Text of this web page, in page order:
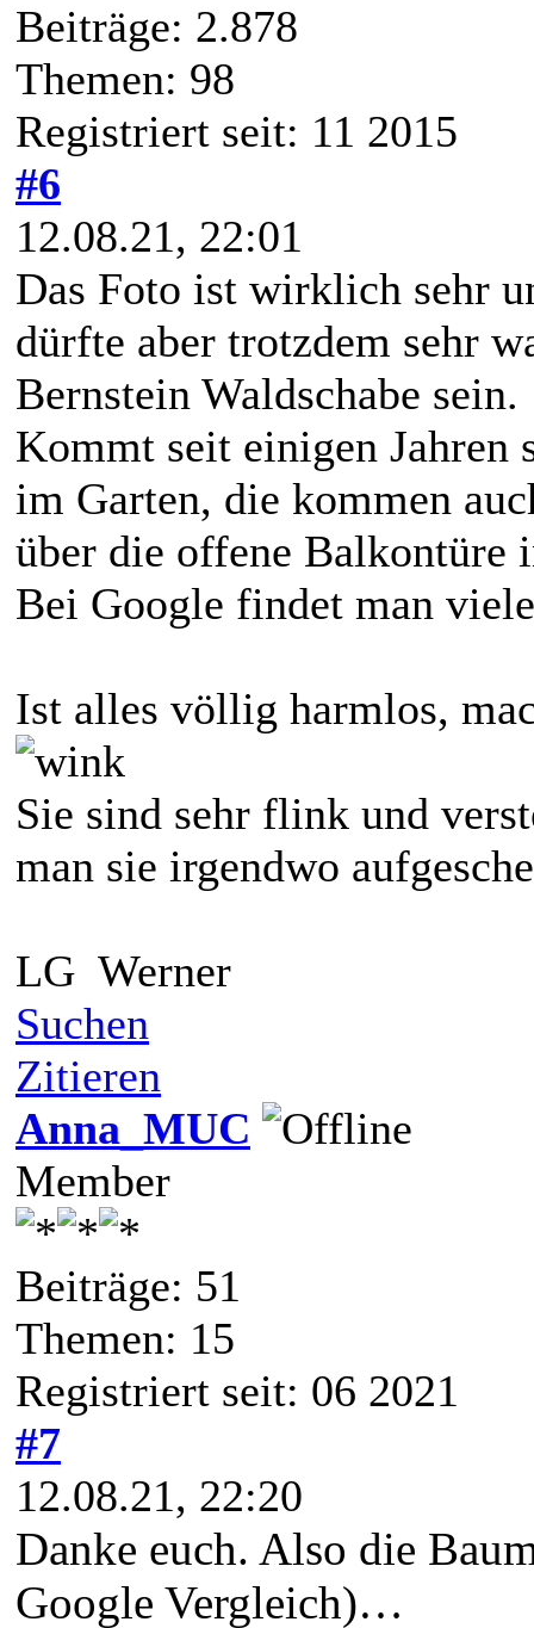
Beiträge: 2.878
Themen: 98
Registriert seit: 11 2015
#6
12.08.21, 22:01
Das Foto ist wirklich sehr
dürfte aber trotzdem sehr
Bernstein Waldschabe sein.
Kommt seit einigen Jahren
im Garten, die kommen
über die offene Balkontüre
Bei Google findet man
Ist alles völlig harmlos,
Sie sind sehr flink und
man sie irgendwo
LG Werner
Suchen
Zitieren
Anna_MUC
Member
Beiträge: 51
Themen: 15
Registriert seit: 06 2021
#7
12.08.21, 22:20
Danke euch. Also die
Google Vergleich)…